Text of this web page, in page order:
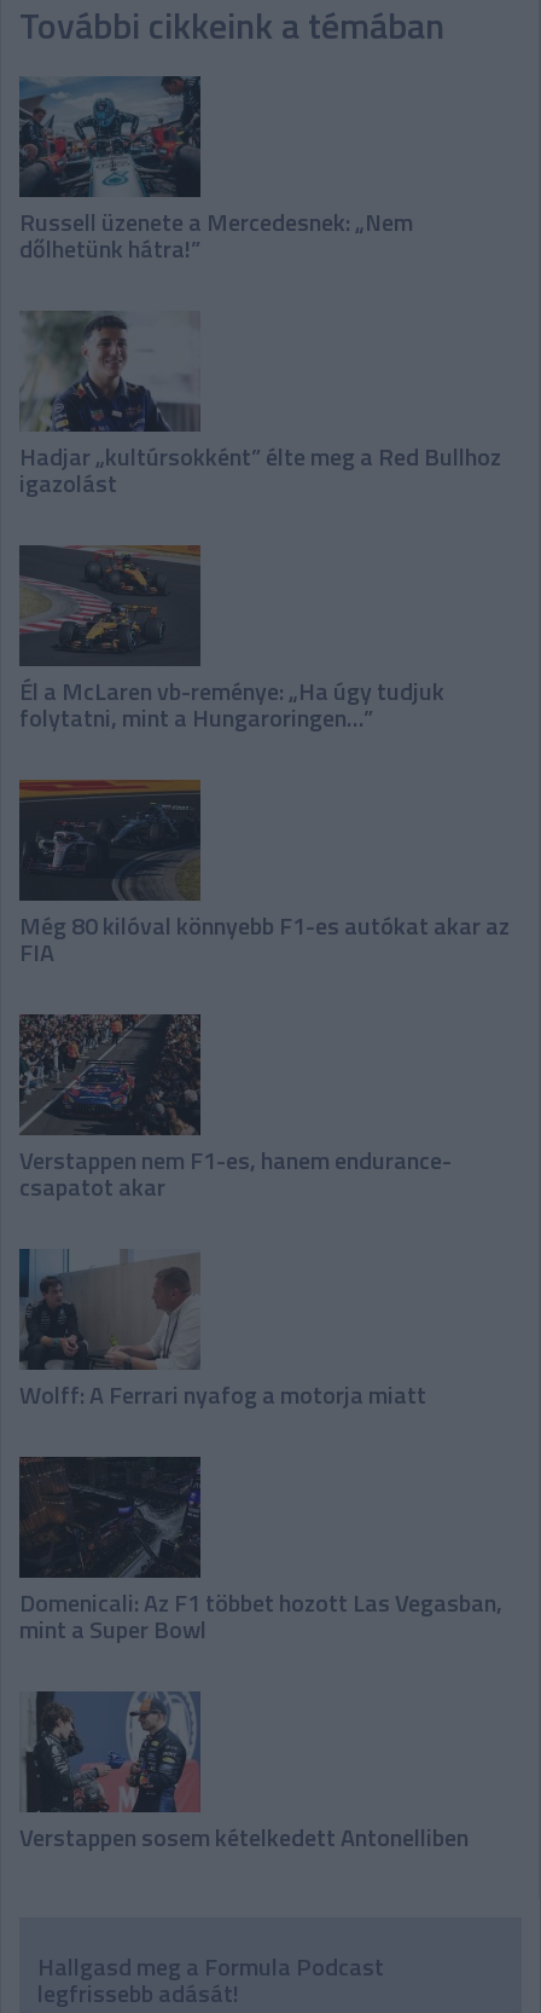
További cikkeink a témában
Russell üzenete a Mercedesnek: „Nem
dőlhetünk hátra!”
Hadjar „kultúrsokként” élte meg a Red Bullhoz
igazolást
Él a McLaren vb-reménye: „Ha úgy tudjuk
folytatni, mint a Hungaroringen…”
Még 80 kilóval könnyebb F1-es autókat akar az
FIA
Verstappen nem F1-es, hanem endurance-
csapatot akar
Wolff: A Ferrari nyafog a motorja miatt
Domenicali: Az F1 többet hozott Las Vegasban,
mint a Super Bowl
Verstappen sosem kételkedett Antonelliben
Hallgasd meg a Formula Podcast
legfrissebb adását!